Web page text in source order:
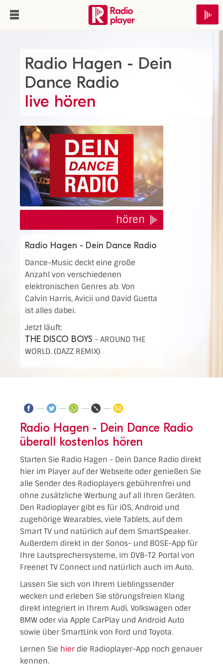
Radio Hagen - Dein
Dance Radio
live hören
hören
Radio Hagen - Dein Dance Radio
Dance-Music deckt eine große
Anzahl von verschiedenen
elektronischen Genres ab. Von
Calvin Harris, Avicii und David Guetta
ist alles dabei.
Jetzt läuft:
THE DISCO BOYS - AROUND THE
WORLD. (DAZZ REMIX)
Radio Hagen - Dein Dance Radio
überall kostenlos hören
Starten Sie Radio Hagen - Dein Dance Radio direkt
hier im Player auf der Webseite oder genießen Sie
alle Sender des Radioplayers gebührenfrei und
ohne zusätzliche Werbung auf all Ihren Geräten.
Den Radioplayer gibt es für iOS, Android und
zugehörige Wearables, viele Tablets, auf dem
Smart TV und natürlich auf dem SmartSpeaker.
Außerdem direkt in der Sonos- und BOSE-App für
Ihre Lautsprechersysteme, im DVB-T2 Portal von
Freenet TV Connect und natürlich auch im Auto.
Lassen Sie sich von Ihrem Lieblingssender
wecken und erleben Sie störungsfreien Klang
direkt integriert in Ihrem Audi, Volkswagen oder
BMW oder via Apple CarPlay und Android Auto
sowie über SmartLink von Ford und Toyota.
Lernen Sie hier die Radioplayer-App noch genauer
kennen.